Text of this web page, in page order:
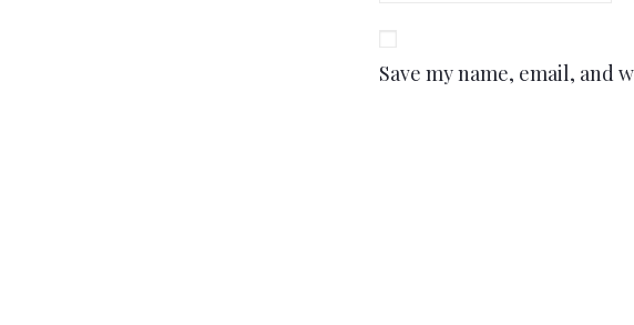
Save my name, email, and